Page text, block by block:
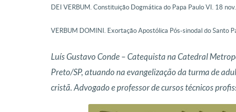
DEI VERBUM. Constituição Dogmática do Papa Paulo VI. 18
VERBUM DOMINI. Exortação Apostólica Pós-sinodal do Santo
Luís Gustavo Conde – Catequista na Catedral
Preto/SP, atuando na evangelização da turma de
cristã. Advogado e professor de cursos técnicos